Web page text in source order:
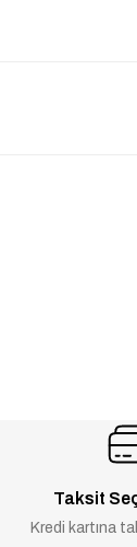
Taksit
Kredi kartına